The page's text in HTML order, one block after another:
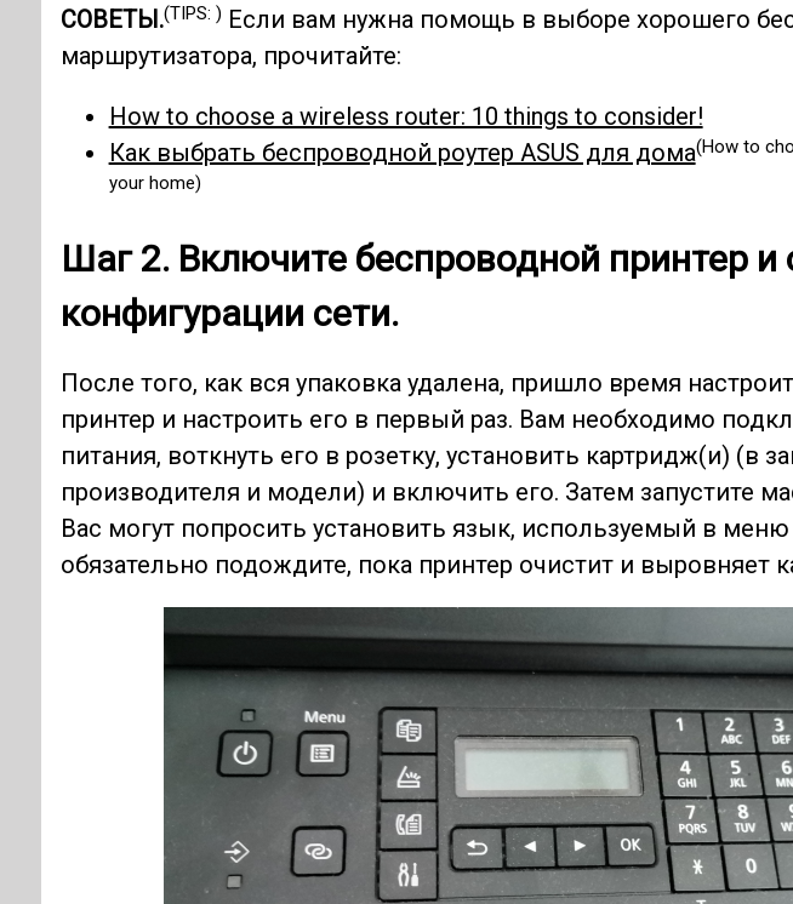
СОВЕТЫ.(TIPS: ) Если вам нужна помощь в выборе хорошего
маршрутизатора, прочитайте:
How to choose a wireless router: 10 things to consider!
Как выбрать беспроводной роутер ASUS для дома(How to
your home)
Шаг 2. Включите беспроводной принтер
конфигурации сети.
После того, как вся упаковка удалена, пришло время
принтер и настроить его в первый раз. Вам необходимо
питания, воткнуть его в розетку, установить картридж(и) (в
производителя и модели) и включить его. Затем запустите
Вас могут попросить установить язык, используемый в меню
обязательно подождите, пока принтер очистит и выровняет